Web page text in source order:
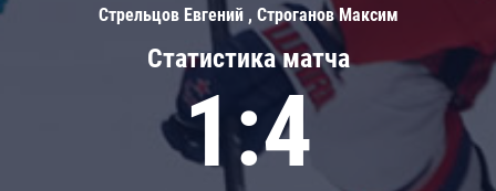
Статистика матча
1:4
Стрельцов Евгений , Строганов Максим